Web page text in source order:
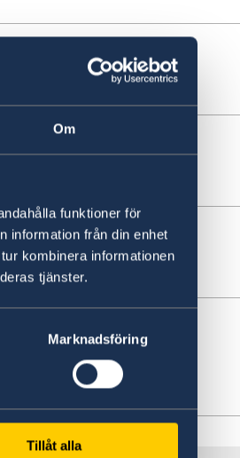
Om
funktioner för
information från din enhet
kombinera informationen
tjänster.
Marknadsföring
Tillåt alla
för hela